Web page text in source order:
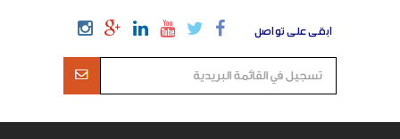
ابقى على تواصل